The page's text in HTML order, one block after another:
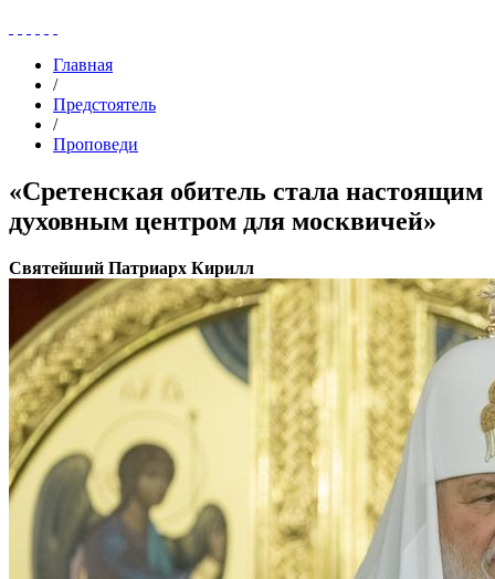
Главная
/
Предстоятель
/
Проповеди
«Сретенская обитель стала настоящим
духовным центром для москвичей»
Святейший Патриарх Кирилл